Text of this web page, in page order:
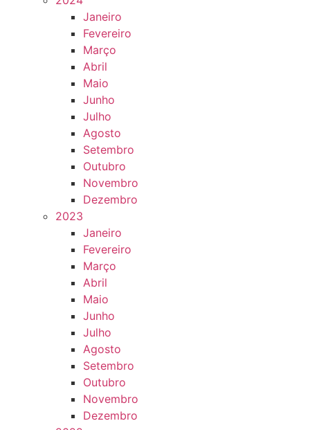
Janeiro
Fevereiro
Março
Abril
Maio
Junho
Julho
Agosto
Setembro
Outubro
Novembro
Dezembro
2023
Janeiro
Fevereiro
Março
Abril
Maio
Junho
Julho
Agosto
Setembro
Outubro
Novembro
Dezembro